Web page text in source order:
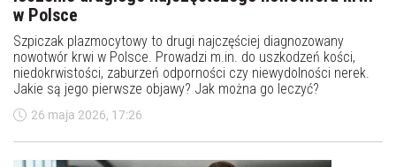
w Polsce
Szpiczak plazmocytowy to drugi najczęściej diagnozowany
nowotwór krwi w Polsce. Prowadzi m.in. do uszkodzeń kości,
niedokrwistości, zaburzeń odporności czy niewydolności nerek.
Jakie są jego pierwsze objawy? Jak można go leczyć?
26 maja 2026, 17:26